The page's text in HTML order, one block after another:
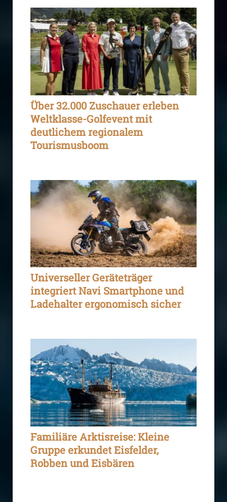
Über 32.000 Zuschauer erleben
Weltklasse-Golfevent mit
deutlichem regionalem
Tourismusboom
Universeller Geräteträger
integriert Navi Smartphone und
Ladehalter ergonomisch sicher
Familiäre Arktisreise: Kleine
Gruppe erkundet Eisfelder,
Robben und Eisbären